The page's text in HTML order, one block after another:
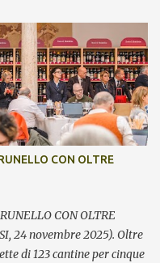
CON OLTRE
CON OLTRE
24 novembre 2025). Oltre
di 123 cantine per cinque